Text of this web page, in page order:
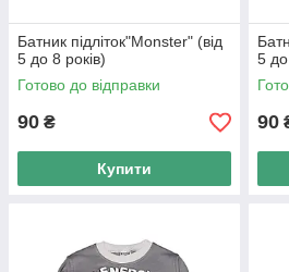
Знижки на моделі
Батник підліток"Monster" (від
5 до 8 років)
Готово до відправки
90 ₴
Купити
5 до
90